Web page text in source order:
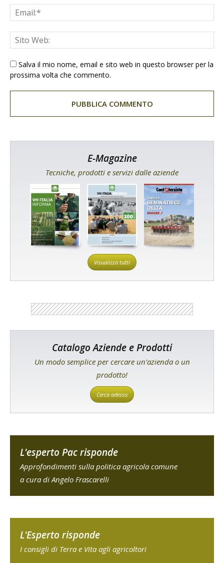
Salva il mio nome, email e sito web in questo browser per la
prossima volta che commento.
E-Magazine
Tecniche, prodotti e servizi dalle aziende
Visualizza tutti
Catalogo Aziende e Prodotti
Un modo semplice per cercare un'azienda o un
prodotto!
Cerca adesso
L'esperto Pac risponde
Approfondimenti sulla politica agricola comune
a cura di Angelo Frascarelli
L'Esperto risponde
I consigli di Terra e Vita agli agricoltori